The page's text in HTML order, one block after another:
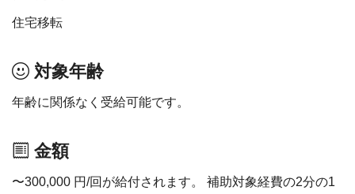
住宅移転
対象年齢
年齢に関係なく受給可能です。
金額
〜300,000 円/回が給付されます。 補助対象経費の2分の1